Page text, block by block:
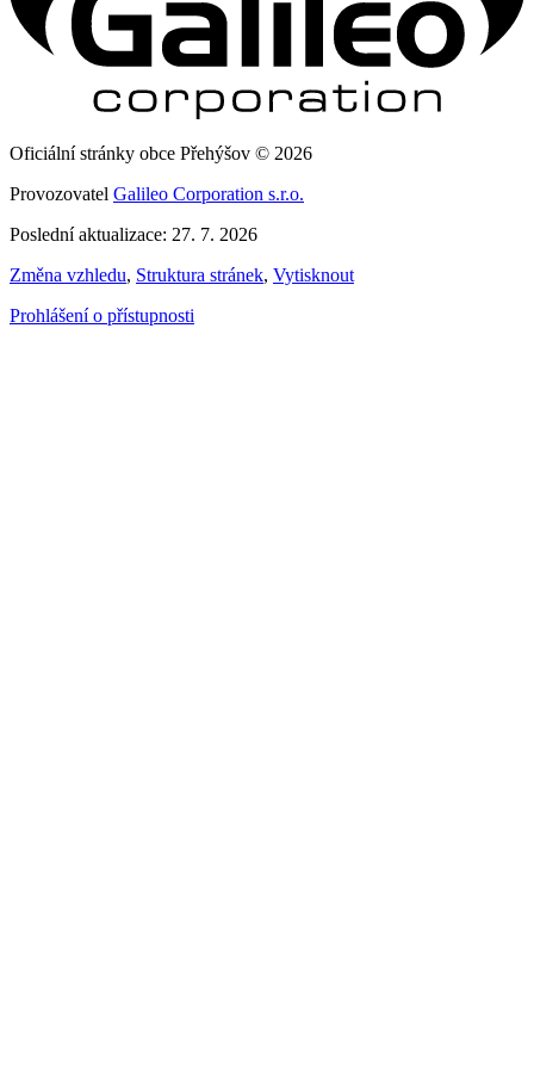
Oficiální stránky obce Přehýšov © 2026
Provozovatel Galileo Corporation s.r.o.
Poslední aktualizace: 27. 7. 2026
Změna vzhledu, Struktura stránek, Vytisknout
Prohlášení o přístupnosti